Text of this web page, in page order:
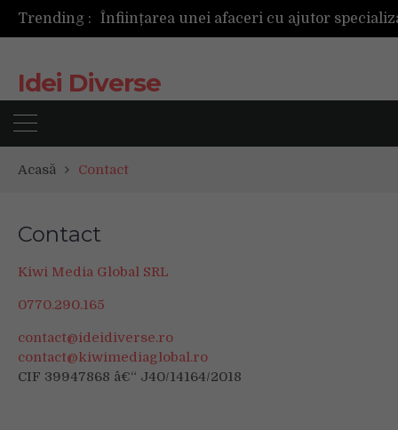
Trending :
Idei Diverse
Acasă Contact
Contact
Kiwi Media Global SRL
0770.290.165
contact@ideidiverse.ro
contact@kiwimediaglobal.ro
CIF 39947868 â€“ J40/14164/2018